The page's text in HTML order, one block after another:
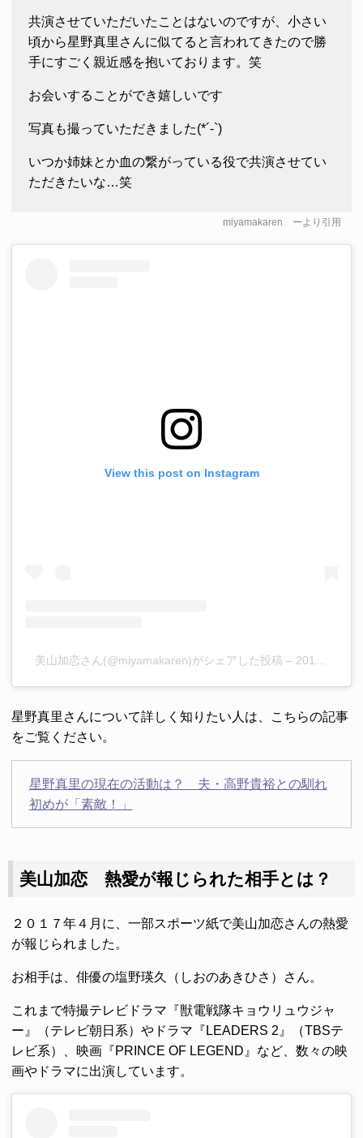
共演させていただいたことはないのですが、小さい
頃から星野真里さんに似てると言われてきたので勝
手にすごく親近感を抱いております。笑
お会いすることができ嬉しいです
写真も撮っていただきました(*´-`)
いつか姉妹とか血の繋がっている役で共演させてい
ただきたいな…笑
miyamakaren ーより引用
View this post on Instagram
美山加恋さん(@miyamakaren)がシェアした投稿 – 2017年12月月6日午後7時31分PST
星野真里さんについて詳しく知りたい人は、こちらの記事
をご覧ください。
星野真里の現在の活動は？ 夫・高野貴裕との馴れ
初めが「素敵！」
美山加恋 熱愛が報じられた相手とは？
２０１７年４月に、一部スポーツ紙で美山加恋さんの熱愛
が報じられました。
お相手は、俳優の塩野瑛久（しおのあきひさ）さん。
これまで特撮テレビドラマ『獣電戦隊キョウリュウジャ
ー』（テレビ朝日系）やドラマ『LEADERS 2』（TBSテ
レビ系）、映画『PRINCE OF LEGEND』など、数々の映
画やドラマに出演しています。